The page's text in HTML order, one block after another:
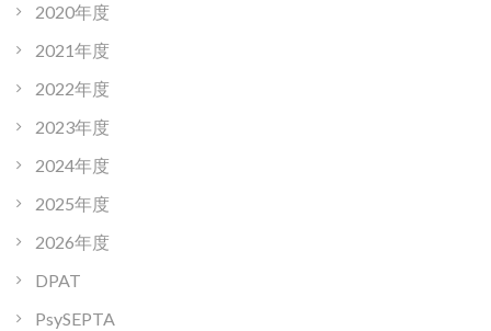
2020年度
2021年度
2022年度
2023年度
2024年度
2025年度
2026年度
DPAT
PsySEPTA